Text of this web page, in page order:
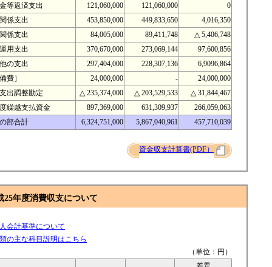
等返済支出
121,060,000 121,060,000
0
係支出
453,850,000 449,833,650
4,016,350
係支出
84,005,000 89,411,748
△ 5,406,748
用支出
370,670,000 273,069,144
97,600,856
の支出
297,404,000 228,307,136
6,9096,864
費］
24,000,000 -
24,000,000
出調整勘定
△ 235,374,000 △ 203,529,533
△ 31,844,467
繰越支払資金
897,369,000 631,309,937
266,059,063
部合計
6,324,751,000 5,867,040,961 457,710,039
資金収支計算書(PDF）
25年度消費収支について
会計基準について
の主な科目説明はこちら
（単位：円）